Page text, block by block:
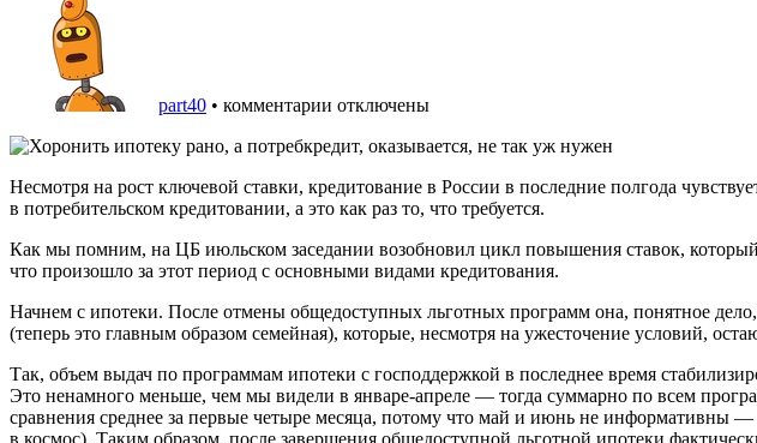
part40 • комментарии отключены
Несмотря на рост ключевой ставки, кредитование в России в последние полгода
в потребительском кредитовании, а это как раз то, что требуется.
Как мы помним, на ЦБ июльском заседании возобновил цикл повышения ставок,
что произошло за этот период с основными видами кредитования.
Начнем с ипотеки. После отмены общедоступных льготных программ она, понятное
(теперь это главным образом семейная), которые, несмотря на ужесточение условий,
Так, объем выдач по программам ипотеки с господдержкой в последнее время
Это ненамного меньше, чем мы видели в январе-апреле — тогда суммарно по всем
сравнения среднее за первые четыре месяца, потому что май и июнь не информативны
в космос). Таким образом, после завершения общедоступной льготной ипотеки